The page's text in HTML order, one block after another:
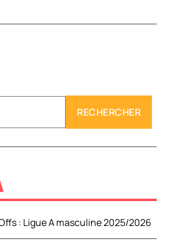
: Ligue A masculine 2025/2026